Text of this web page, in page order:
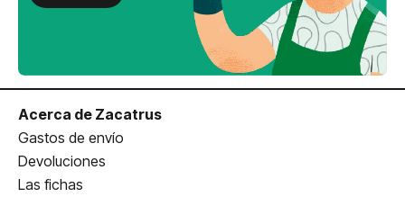
Acerca de Zacatrus
Gastos de envío
Devoluciones
Las fichas